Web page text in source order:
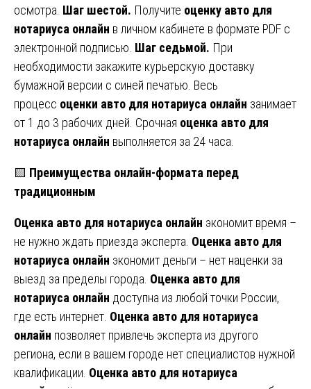
осмотра. Шаг шестой. Получите оценку авто для
нотариуса онлайн в личном кабинете в формате PDF с
электронной подписью. Шаг седьмой. При
необходимости закажите курьерскую доставку
бумажной версии с синей печатью. Весь
процесс оценки авто для нотариуса онлайн занимает
от 1 до 3 рабочих дней. Срочная оценка авто для
нотариуса онлайн выполняется за 24 часа.
🟨 Преимущества онлайн-формата перед
традиционным
Оценка авто для нотариуса онлайн экономит время –
не нужно ждать приезда эксперта. Оценка авто для
нотариуса онлайн экономит деньги – нет наценки за
выезд за пределы города. Оценка авто для
нотариуса онлайн доступна из любой точки России,
где есть интернет. Оценка авто для нотариуса
онлайн позволяет привлечь эксперта из другого
региона, если в вашем городе нет специалистов нужной
квалификации. Оценка авто для нотариуса